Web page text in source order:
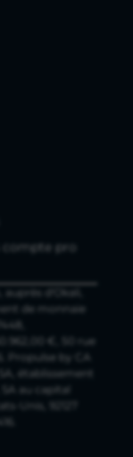
pro
d'Okali,
de monnaie
€, 50 rue
Propulse by CA
établissement
au capital
Unis, 92127